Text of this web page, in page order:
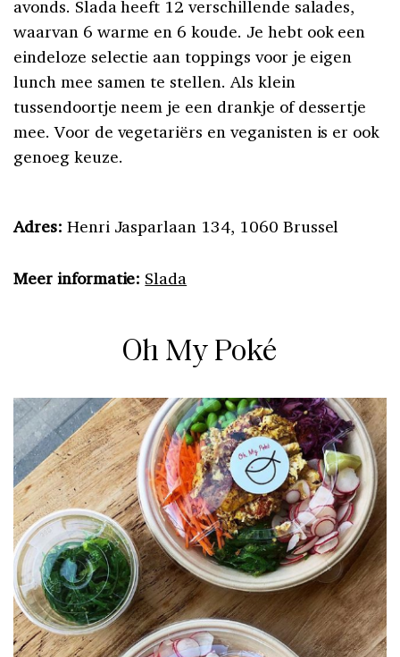
avonds. Slada heeft 12 verschillende salades,
waarvan 6 warme en 6 koude. Je hebt ook een
eindeloze selectie aan toppings voor je eigen
lunch mee samen te stellen. Als klein
tussendoortje neem je een drankje of dessertje
mee. Voor de vegetariërs en veganisten is er ook
genoeg keuze.
Adres: Henri Jasparlaan 134, 1060 Brussel
Meer informatie: Slada
Oh My Poké